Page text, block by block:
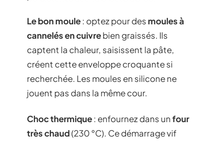
Le bon moule: optez pour des moules à
cannelés en cuivrebien graissés. Ils
captent la chaleur, saisissent la pâte,
créent cette enveloppe croquante si
recherchée. Les moules en silicone ne
jouent pas dans la même cour.
Choc thermique: enfournez dans unfour
très chaud(230 °C). Ce démarrage vif